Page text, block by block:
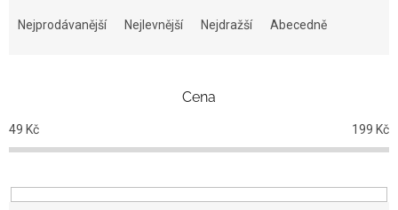
p
r
o
u
Nejprodávanější Nejlevnější Nejdražší Abecedně
Cena
49 Kč 199 Kč